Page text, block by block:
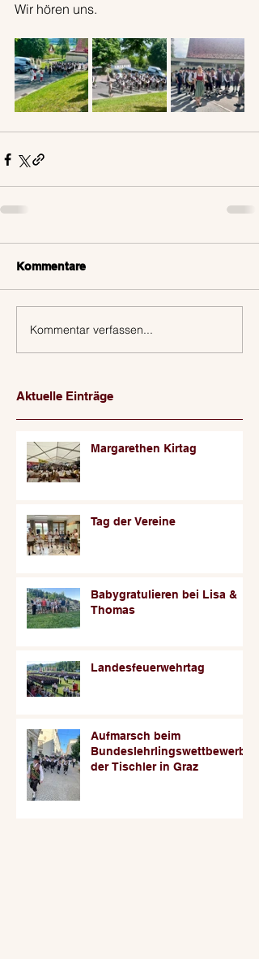
Wir hören uns.
Kommentare
Kommentar verfassen...
Aktuelle Einträge
Margarethen Kirtag
Tag der Vereine
Babygratulieren bei Lisa &
Thomas
Landesfeuerwehrtag
Aufmarsch beim
Bundeslehrlingswettbewerb
der Tischler in Graz